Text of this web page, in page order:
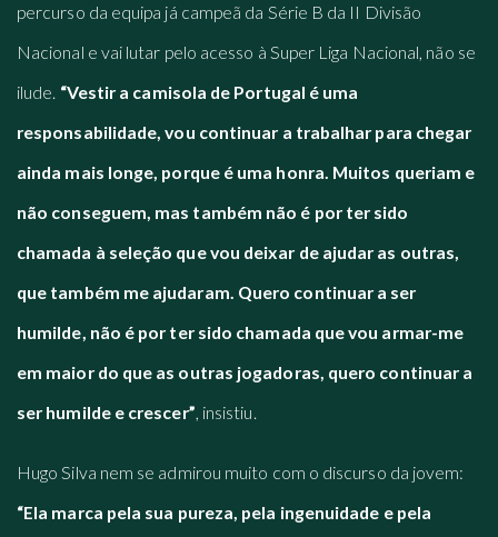
percurso da equipa já campeã da Série B da II Divisão
Nacional e vai lutar pelo acesso à Super Liga Nacional, não se
ilude. “Vestir a camisola de Portugal é uma
responsabilidade, vou continuar a trabalhar para chegar
ainda mais longe, porque é uma honra. Muitos queriam e
não conseguem, mas também não é por ter sido
chamada à seleção que vou deixar de ajudar as outras,
que também me ajudaram. Quero continuar a ser
humilde, não é por ter sido chamada que vou armar-me
em maior do que as outras jogadoras, quero continuar a
ser humilde e crescer”, insistiu.
Hugo Silva nem se admirou muito com o discurso da jovem:
“Ela marca pela sua pureza, pela ingenuidade e pela